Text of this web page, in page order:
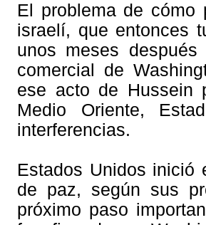
El problema de cómo
israelí, que entonces
unos meses
comercial de
ese acto de Hussein
Medio Oriente,
interferencias.
Estados Unidos inició
de paz, según sus
próximo paso